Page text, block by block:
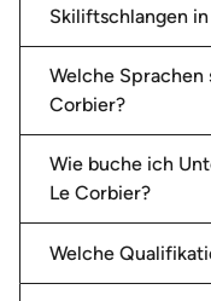
Skiliftschlangen
Welche Sprachen
Corbier?
Wie buche ich
Le Corbier?
Welche